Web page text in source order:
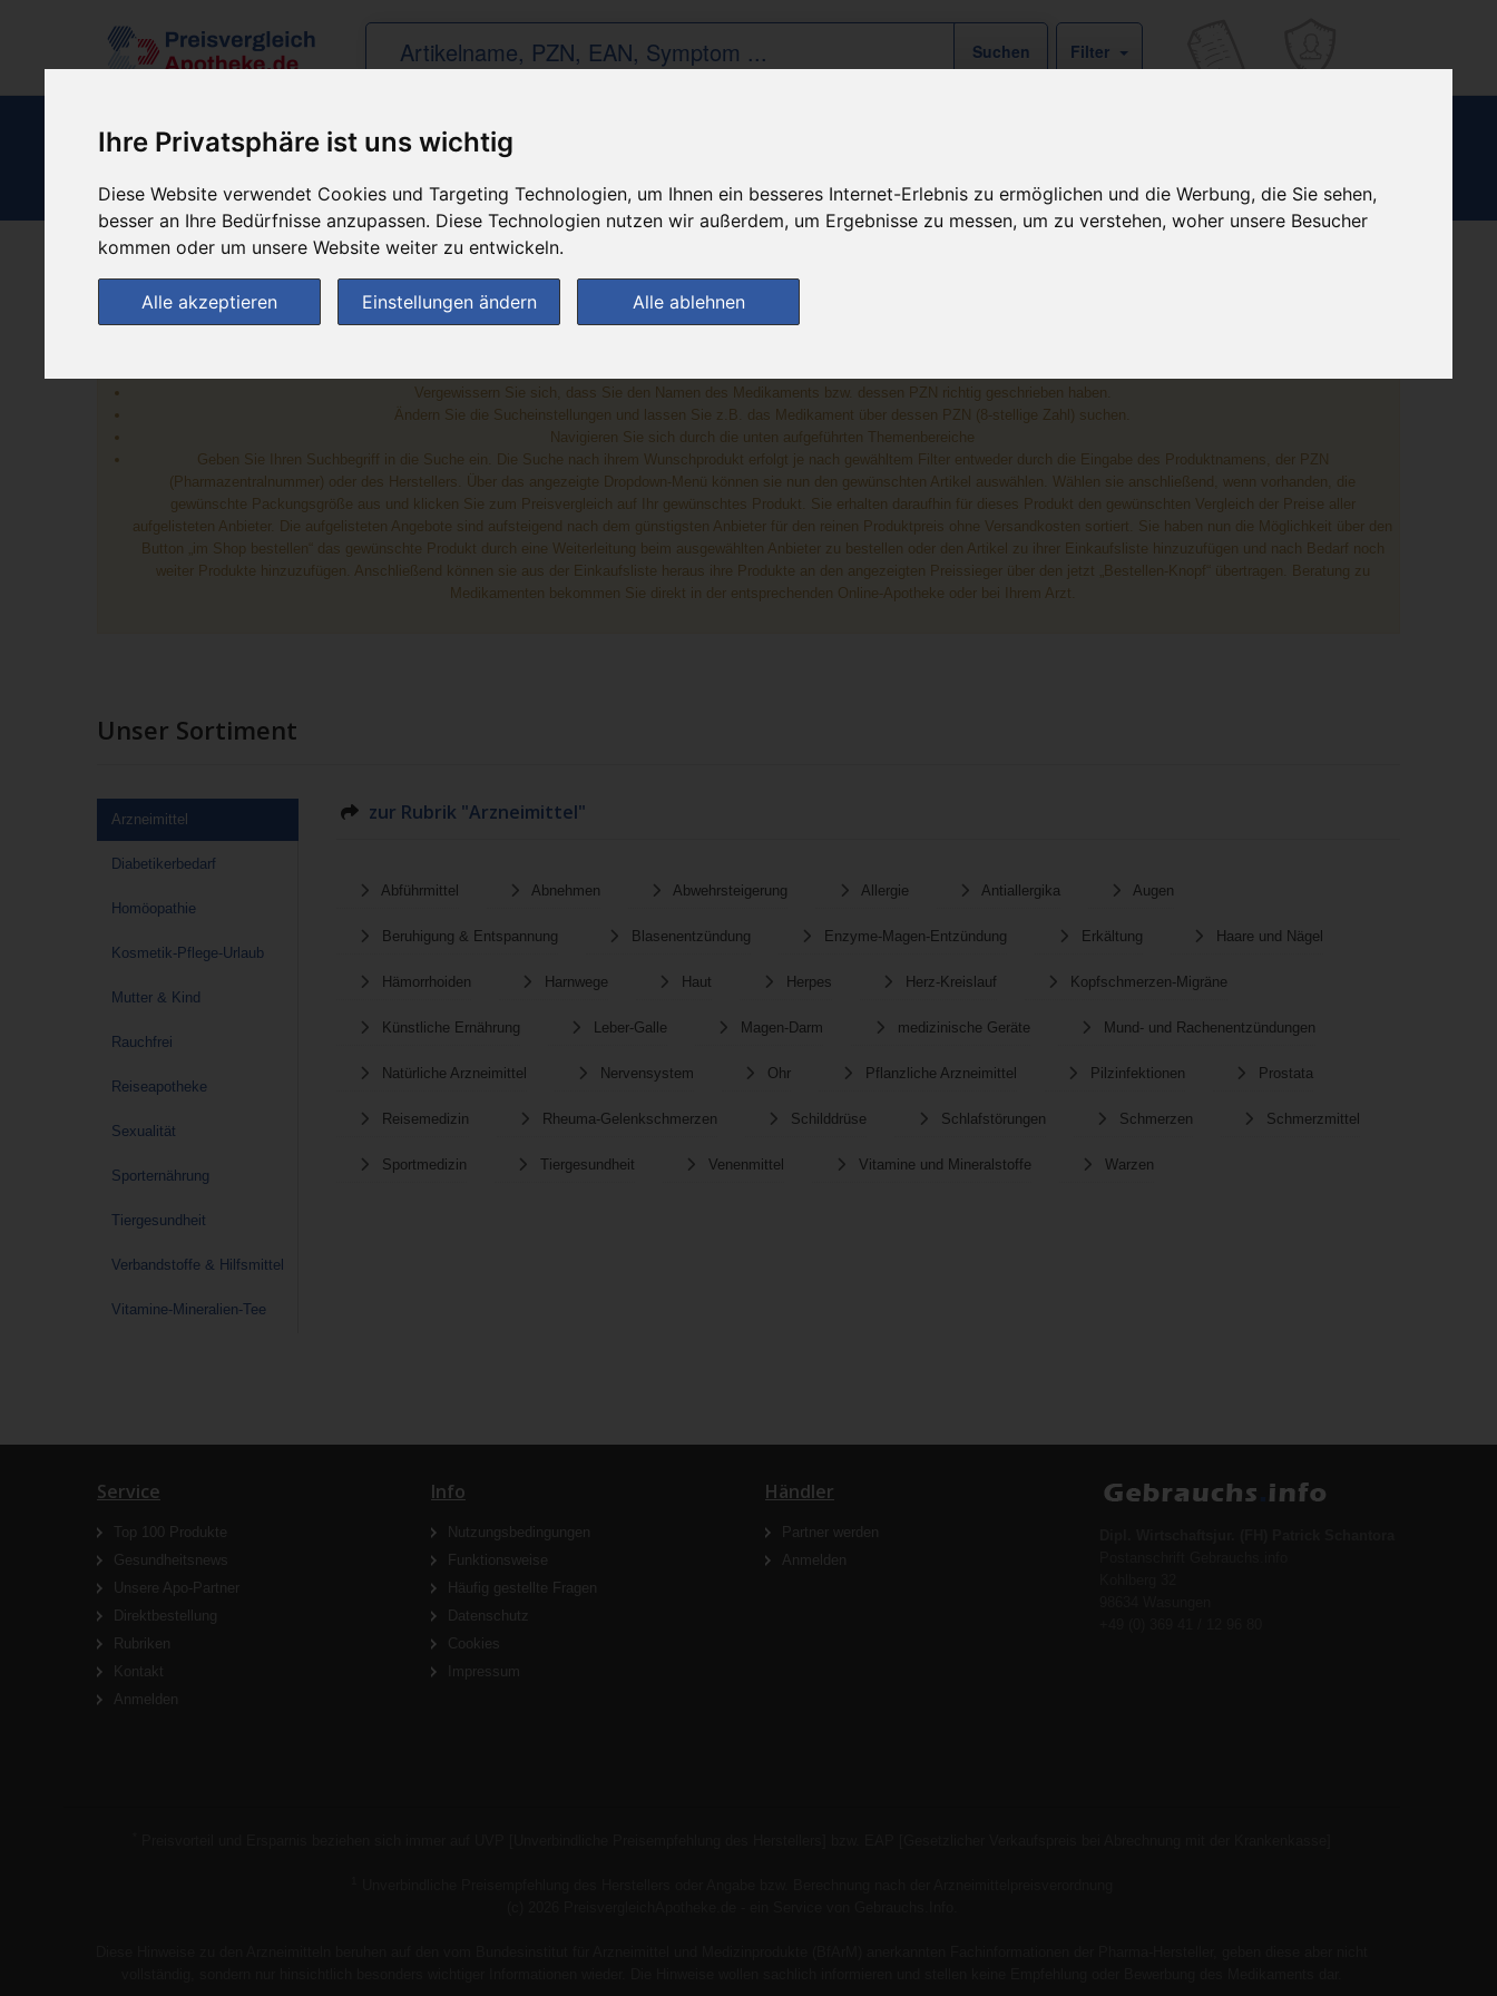
Ihre Privatsphäre ist uns wichtig
Diese Website verwendet Cookies und Targeting Technologien, um Ihnen ein besseres Internet-Erlebnis zu ermöglichen und die Werbung, die Sie sehen,
besser an Ihre Bedürfnisse anzupassen. Diese Technologien nutzen wir außerdem, um Ergebnisse zu messen, um zu verstehen, woher unsere Besucher
kommen oder um unsere Website weiter zu entwickeln.
Alle akzeptieren Einstellungen ändern Alle ablehnen
Filter
Vorschläge
Vergewissern Sie sich, dass Sie den Namen des Medikaments bzw. dessen PZN richtig geschrieben haben.
Ändern Sie die Sucheinstellungen und lassen Sie z.B. das Medikament über dessen PZN (8-stellige Zahl) suchen.
Navigieren Sie sich durch die unten aufgeführten Themenbereiche
Geben Sie Ihren Suchbegriff in die Suche ein. Die Suche nach ihrem Wunschprodukt erfolgt je nach gewähltem Filter entweder durch die Eingabe des Produktnamens, der PZN
(Pharmazentralnummer) oder des Herstellers. Über das angezeigte Dropdown-Menü können sie nun den gewünschten Artikel auswählen. Wählen sie anschließend, wenn vorhanden, die
gewünschte Packungsgröße aus und klicken Sie zum Preisvergleich auf Ihr gewünschtes Produkt. Sie erhalten daraufhin für dieses Produkt den gewünschten Vergleich der Preise aller
aufgelisteten Anbieter. Die aufgelisteten Angebote sind aufsteigend nach dem günstigsten Anbieter für den reinen Produktpreis ohne Versandkosten sortiert. Sie haben nun die Möglichkeit über den
Button „im Shop bestellen“ das gewünschte Produkt durch eine Weiterleitung beim ausgewählten Anbieter zu bestellen oder den Artikel zu ihrer Einkaufsliste hinzuzufügen und nach Bedarf noch
weiter Produkte hinzuzufügen. Anschließend können sie aus der Einkaufsliste heraus ihre Produkte an den angezeigten Preissieger über den jetzt „Bestellen-Knopf“ übertragen. Beratung zu
Medikamenten bekommen Sie direkt in der entsprechenden Online-Apotheke oder bei Ihrem Arzt.
Unser Sortiment
Arzneimittel
Diabetikerbedarf
Homöopathie
Kosmetik-Pflege-Urlaub
Mutter & Kind
Rauchfrei
Reiseapotheke
Sexualität
Sporternährung
Tiergesundheit
Verbandstoffe & Hilfsmittel
Vitamine-Mineralien-Tee
zur Rubrik "Arzneimittel"
Abführmittel Abnehmen Abwehrsteigerung Allergie Antiallergika Augen
Beruhigung & Entspannung Blasenentzündung Enzyme-Magen-Entzündung Erkältung Haare und Nägel
Hämorrhoiden Harnwege Haut Herpes Herz-Kreislauf Kopfschmerzen-Migräne
Künstliche Ernährung Leber-Galle Magen-Darm medizinische Geräte Mund- und Rachenentzündungen
Natürliche Arzneimittel Nervensystem Ohr Pflanzliche Arzneimittel Pilzinfektionen Prostata
Reisemedizin Rheuma-Gelenkschmerzen Schilddrüse Schlafstörungen Schmerzen Schmerzmittel
Sportmedizin Tiergesundheit Venenmittel Vitamine und Mineralstoffe Warzen
Service
Top 100 Produkte
Gesundheitsnews
Unsere Apo-Partner
Direktbestellung
Rubriken
Kontakt
Anmelden
Info
Nutzungsbedingungen
Funktionsweise
Häufig gestellte Fragen
Datenschutz
Cookies
Impressum
Händler
Partner werden
Anmelden